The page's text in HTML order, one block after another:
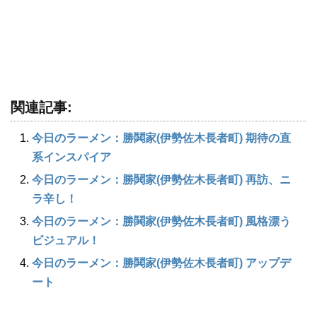
関連記事:
今日のラーメン：勝鬨家(伊勢佐木長者町) 期待の直
系インスパイア
今日のラーメン：勝鬨家(伊勢佐木長者町) 再訪、ニ
ラ辛し！
今日のラーメン：勝鬨家(伊勢佐木長者町) 風格漂う
ビジュアル！
今日のラーメン：勝鬨家(伊勢佐木長者町) アップデ
ート